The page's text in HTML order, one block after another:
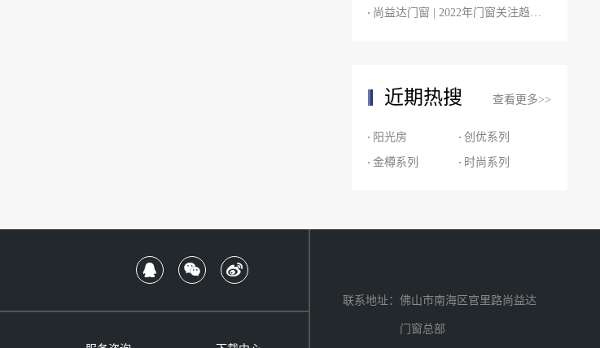
尚益达门窗 | 2022年门窗关注趋势白皮书
近期热搜 查看更多>>
阳光房 创优系列
金樽系列 时尚系列
联系地址：佛山市南海区官里路尚益达
门窗总部